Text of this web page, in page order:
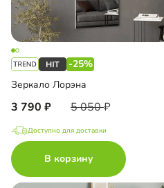
-25%
Зеркало Лорэна
3 790 5 050
Доступно для доставки
В корзину